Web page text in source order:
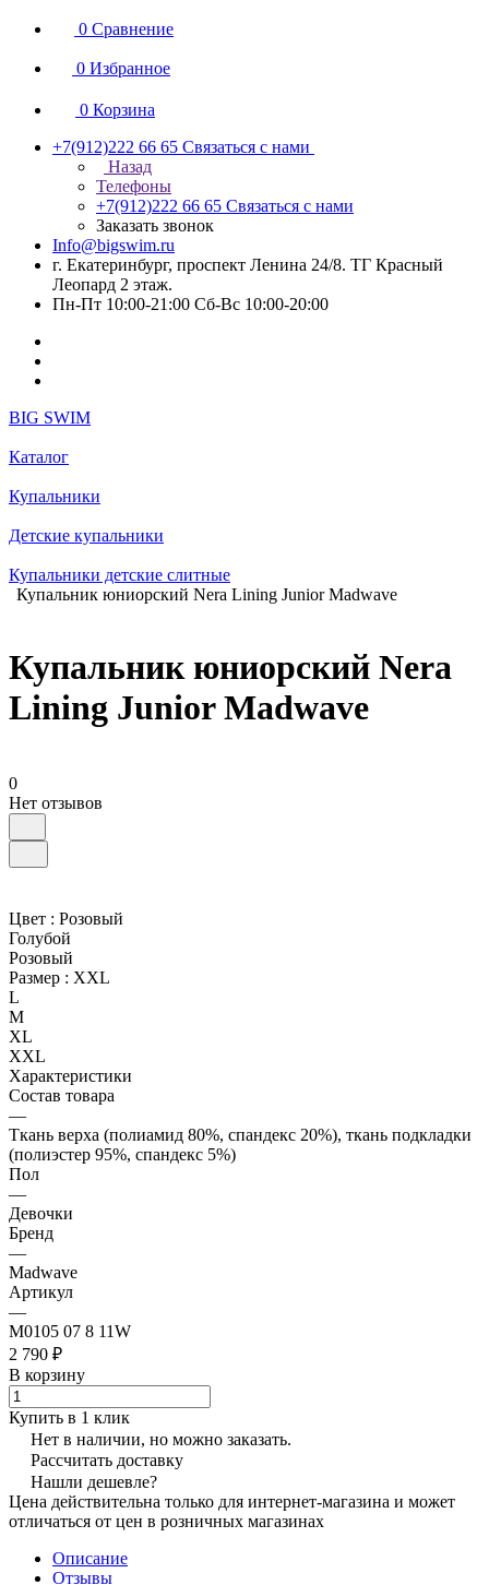
0 Сравнение
0 Избранное
0 Корзина
+7(912)222 66 65 Связаться с нами
Назад
Телефоны
+7(912)222 66 65 Связаться с нами
Заказать звонок
Info@bigswim.ru
г. Екатеринбург, проспект Ленина 24/8. ТГ Красный
Леопард 2 этаж.
Пн-Пт 10:00-21:00 Сб-Вс 10:00-20:00
BIG SWIM
Каталог
Купальники
Детские купальники
Купальники детские слитные
Купальник юниорский Nera Lining Junior Madwave
Купальник юниорский Nera
Lining Junior Madwave
0
Нет отзывов
Цвет : Розовый
Голубой
Розовый
Размер : XXL
L
M
XL
XXL
Характеристики
Состав товара
—
Ткань верха (полиамид 80%, спандекс 20%), ткань подкладки
(полиэстер 95%, спандекс 5%)
Пол
—
Девочки
Бренд
—
Madwave
Артикул
—
M0105 07 8 11W
2 790 ₽
В корзину
Купить в 1 клик
Нет в наличии, но можно заказать.
Рассчитать доставку
Нашли дешевле?
Цена действительна только для интернет-магазина и может
отличаться от цен в розничных магазинах
Описание
Отзывы